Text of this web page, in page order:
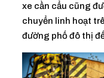
xe cần cẩu cũng
chuyển linh hoạt
đường phố đô thị